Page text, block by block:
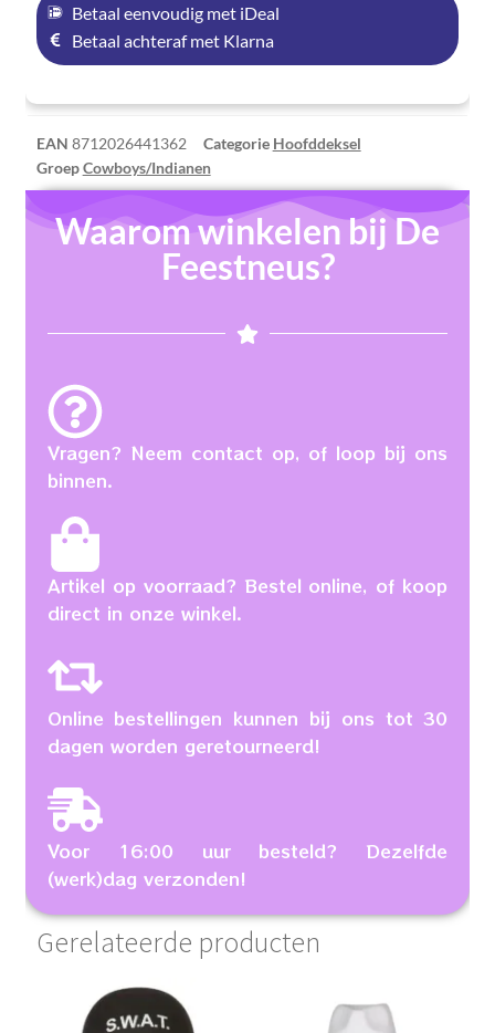
Betaal eenvoudig met iDeal
Betaal achteraf met Klarna
EAN 8712026441362 Categorie Hoofddeksel
GroepCowboys/Indianen
Waarom winkelen bij De
Feestneus?
Vragen? Neem contact op, of loop bij ons
binnen.
Artikel op voorraad? Bestel online, of koop
direct in onze winkel.
Online bestellingen kunnen bij ons tot 30
dagen worden geretourneerd!
Voor 16:00 uur besteld? Dezelfde
(werk)dag verzonden!
Gerelateerde producten